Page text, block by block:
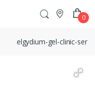
0
elgydium-gel-clinic-